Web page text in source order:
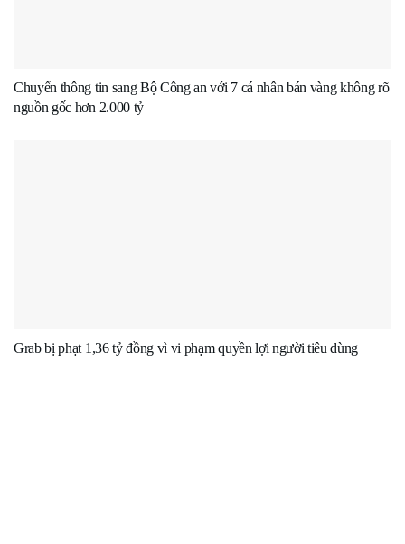
Chuyển thông tin sang Bộ Công an với 7 cá nhân bán vàng không rõ
nguồn gốc hơn 2.000 tỷ
Grab bị phạt 1,36 tỷ đồng vì vi phạm quyền lợi người tiêu dùng